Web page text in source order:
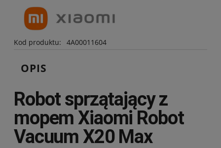
Kod produktu: 4A00011604
OPIS
Robot sprzątający z
mopem Xiaomi Robot
Vacuum X20 Max